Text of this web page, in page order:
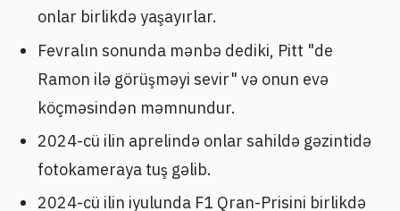
onlar birlikdə yaşayırlar.
Fevralın sonunda mənbə dediki, Pitt "de
Ramon ilə görüşməyi sevir" və onun evə
köçməsindən məmnundur.
2024-cü ilin aprelində onlar sahildə gəzintidə
fotokameraya tuş gəlib.
2024-cü ilin iyulunda F1 Qran-Prisini birlikdə